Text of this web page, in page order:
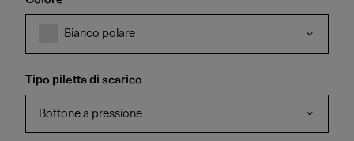
Bianco polare
Tipo piletta di scarico
Bottone a pressione